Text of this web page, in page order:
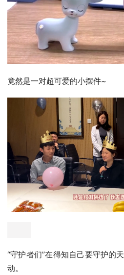
竟然是一对超可爱的小摆件~
“守护者们”在得知自己要守护的
动。